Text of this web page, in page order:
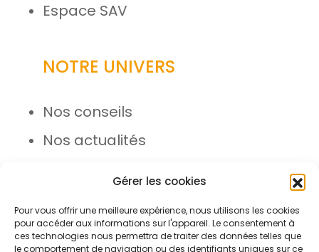
Gérer les cookies
Pour vous offrir une meilleure expérience, nous utilisons les cookies
pour accéder aux informations sur l'appareil. Le consentement à
ces technologies nous permettra de traiter des données telles que
le comportement de navigation ou des identifiants uniques sur ce
Espace SAV
NOTRE UNIVERS
Nos conseils
Nos actualités